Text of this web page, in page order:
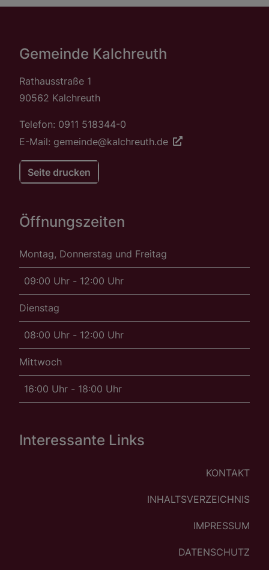
Gemeinde Kalchreuth
Rathausstraße 1
90562 Kalchreuth
Telefon: 0911 518344-0
E-Mail: gemeinde@kalchreuth.de
Seite drucken
Öffnungszeiten
Montag, Donnerstag und Freitag
09:00 Uhr - 12:00 Uhr
Dienstag
08:00 Uhr - 12:00 Uhr
Mittwoch
16:00 Uhr - 18:00 Uhr
Interessante Links
KONTAKT
INHALTSVERZEICHNIS
IMPRESSUM
DATENSCHUTZ